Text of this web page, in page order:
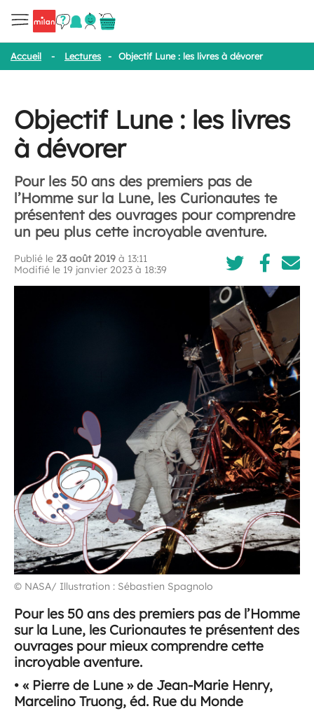
Accueil - Lectures - Objectif Lune : les livres à dévorer
Objectif Lune : les livres
à dévorer
Pour les 50 ans des premiers pas de
l’Homme sur la Lune, les Curionautes te
présentent des ouvrages pour comprendre
un peu plus cette incroyable aventure.
Publié le 23 août 2019 à 13:11
Modifié le 19 janvier 2023 à 18:39
© NASA/ Illustration : Sébastien Spagnolo
Pour les 50 ans des premiers pas de l’Homme
sur la Lune, les Curionautes te présentent des
ouvrages pour mieux comprendre cette
incroyable aventure.
• « Pierre de Lune » de Jean-Marie Henry,
Marcelino Truong, éd. Rue du Monde